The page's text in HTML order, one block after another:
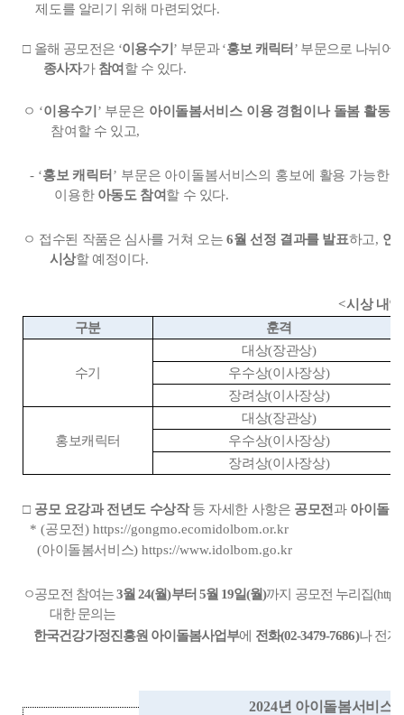
제도를 알리기 위해 마련되었다.
□ 올해 공모전은 ‘이용수기 ’ 부문과‘홍보 캐릭터 ’ 부문으로 나뉘어
종사자가 참여 할 수 있다.
ㅇ ‘이용수기 ’ 부문은 아이돌봄서비스 이용 경험이나 돌봄 활동
참여할 수 있고,
- ‘홍보 캐릭터 ’ 부문은 아이돌봄서비스의 홍보에 활용 가능한
이용한 아동도 참여할 수 있다.
ㅇ 접수된 작품은 심사를 거쳐 오는 6월 선정 결과를 발표하고, 연
시상할 예정이다.
<시상 내역
구분
훈격
수기
대상(장관상)
우수상(이사장상)
장려상(이사장상)
홍보캐릭터
대상(장관상)
우수상(이사장상)
장려상(이사장상)
□ 공모 요강과 전년도 수상작 등 자세한 사항은 공모전 과 아이돌
* (공모전) https://gongmo.ecomidolbom.or.kr
(아이돌봄서비스) https://www.idolbom.go.kr
ㅇ공모전 참여는3월24(월)부터 5월 19일(월)까지 공모전 누리집
대한 문의는
한국건강가정진흥원 아이돌봄사업부에 전화(02-3479-7686)나 전자
2024년 아이돌봄서비스